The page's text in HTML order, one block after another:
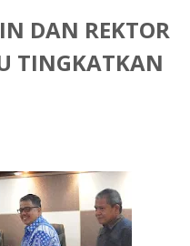
DAN REKTOR
TINGKATKAN